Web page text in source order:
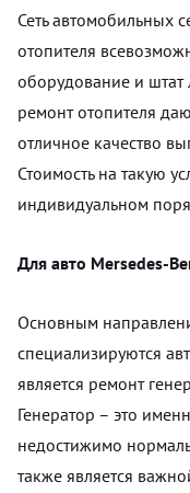
Сеть автомобильных
отопителя
оборудование и штат
ремонт отопителя
отличное качество
Стоимость на такую
индивидуальном
Для авто Mersedes-
Основным
специализируются
является ремонт
Генератор – это
недостижимо
также является